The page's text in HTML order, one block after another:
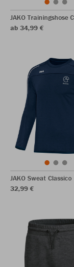
JAKO Trainingshose
ab 34,99 €
JAKO Sweat Classico
32,99 €